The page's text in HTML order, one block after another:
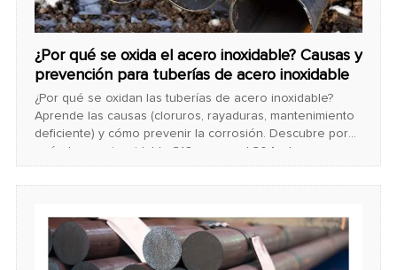
¿Por qué se oxida el acero inoxidable? Causas y
prevención para tuberías de acero inoxidable
¿Por qué se oxidan las tuberías de acero inoxidable?
Aprende las causas (cloruros, rayaduras, mantenimiento
deficiente) y cómo prevenir la corrosión. Descubre por
qué el acero inoxidable 316 supera al 304 y los pasos
clave para proteger tus tuberías.